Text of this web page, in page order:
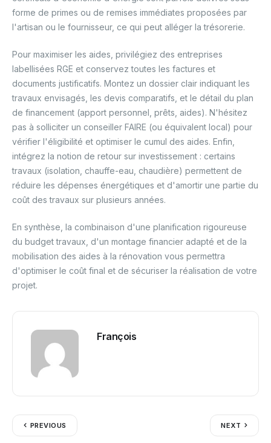
forme de primes ou de remises immédiates proposées par
l'artisan ou le fournisseur, ce qui peut alléger la trésorerie.
Pour maximiser les aides, privilégiez des entreprises
labellisées RGE et conservez toutes les factures et
documents justificatifs. Montez un dossier clair indiquant les
travaux envisagés, les devis comparatifs, et le détail du plan
de financement (apport personnel, prêts, aides). N'hésitez
pas à solliciter un conseiller FAIRE (ou équivalent local) pour
vérifier l'éligibilité et optimiser le cumul des aides. Enfin,
intégrez la notion de retour sur investissement : certains
travaux (isolation, chauffe-eau, chaudière) permettent de
réduire les dépenses énergétiques et d'amortir une partie du
coût des travaux sur plusieurs années.
En synthèse, la combinaison d'une planification rigoureuse
du budget travaux, d'un montage financier adapté et de la
mobilisation des aides à la rénovation vous permettra
d'optimiser le coût final et de sécuriser la réalisation de votre
projet.
François
PREVIOUS NEXT